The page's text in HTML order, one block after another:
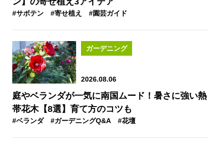
#サボテン #寄せ植え #園芸ガイド
ガーデニング
2026.08.06
庭やベランダが一気に南国ムード！暑さに強い熱
帯花木【8選】育て方のコツも
#ベランダ #ガーデニングQ&A #花壇